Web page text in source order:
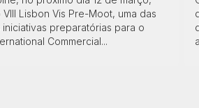
Lisbon Vis Pre-Moot, uma das
iniciativas preparatórias para o
Commercial...